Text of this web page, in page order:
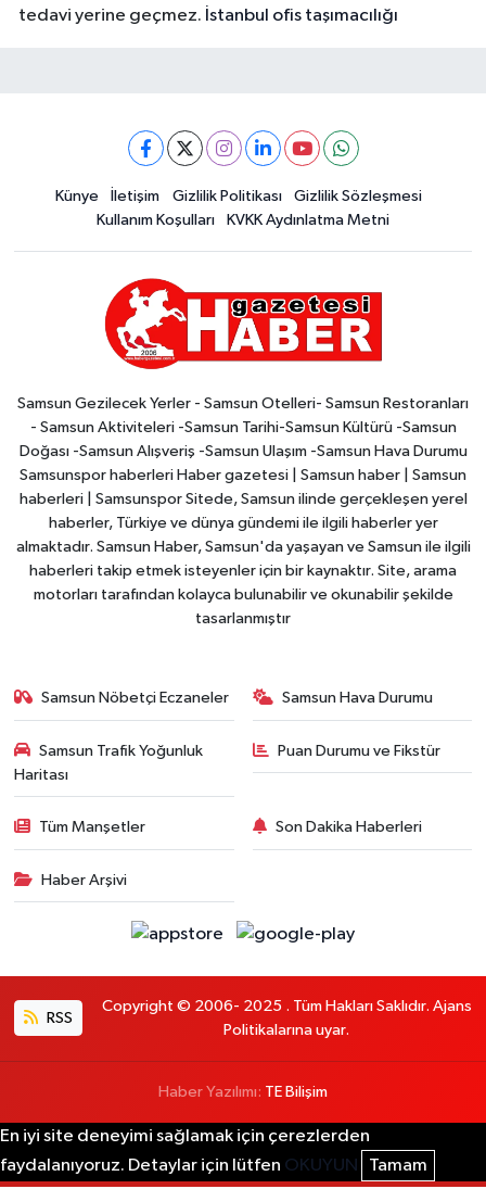
tedavi yerine geçmez. İstanbul ofis taşımacılığı
Künye İletişim Gizlilik Politikası
Gizlilik Sözleşmesi
Kullanım Koşulları
KVKK Aydınlatma Metni
Samsun Gezilecek Yerler - Samsun Otelleri- Samsun Restoranları
- Samsun Aktiviteleri -Samsun Tarihi-Samsun Kültürü -Samsun
Doğası -Samsun Alışveriş -Samsun Ulaşım -Samsun Hava Durumu
Samsunspor haberleri Haber gazetesi | Samsun haber | Samsun
haberleri | Samsunspor Sitede, Samsun ilinde gerçekleşen yerel
haberler, Türkiye ve dünya gündemi ile ilgili haberler yer
almaktadır. Samsun Haber, Samsun'da yaşayan ve Samsun ile ilgili
haberleri takip etmek isteyenler için bir kaynaktır. Site, arama
motorları tarafından kolayca bulunabilir ve okunabilir şekilde
tasarlanmıştır
Samsun Nöbetçi Eczaneler Samsun Hava Durumu
Samsun Trafik Yoğunluk
Haritası
Puan Durumu ve Fikstür
Tüm Manşetler Son Dakika Haberleri
Haber Arşivi
RSS
Copyright © 2006- 2025 . Tüm Hakları Saklıdır. Ajans
Politikalarına uyar.
Haber Yazılımı: TE Bilişim
En iyi site deneyimi sağlamak için çerezlerden
faydalanıyoruz. Detaylar için lütfen OKUYUN Tamam